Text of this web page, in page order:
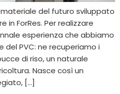
materiale del futuro sviluppato
in ForRes. Per realizzare
esperienza che abbiamo
PVC: ne recuperiamo i
di riso, un naturale
Nasce così un
[…]